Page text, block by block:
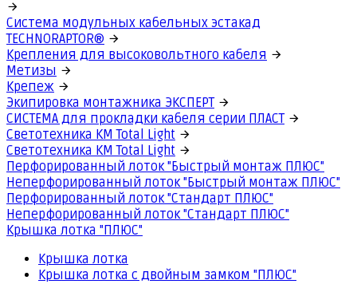
Система модульных кабельных эстакад
TECHNORAPTOR®
Крепления для высоковольтного кабеля
Метизы
Крепеж
Экипировка монтажника ЭКСПЕРТ
СИСТЕМА для прокладки кабеля серии ПЛАСТ
Светотехника КМ Total Light
Светотехника КМ Total Light
Перфорированный лоток "Быстрый монтаж ПЛЮС"
Неперфорированный лоток "Быстрый монтаж ПЛЮС"
Перфорированный лоток "Стандарт ПЛЮС"
Неперфорированный лоток "Стандарт ПЛЮС"
Крышка лотка "ПЛЮС"
Крышка лотка
Крышка лотка с двойным замком "ПЛЮС"